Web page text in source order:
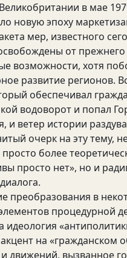
в мае
новую эпоху
мер, известного
от
возможности, хотя
развитие регионов.
обеспечивал
водоворот и попал
и ветер истории
очерк на эту тему,
более
просто нет», но и
преобразования в
процедурной
идеология
на «гражданском
движений, вызванное